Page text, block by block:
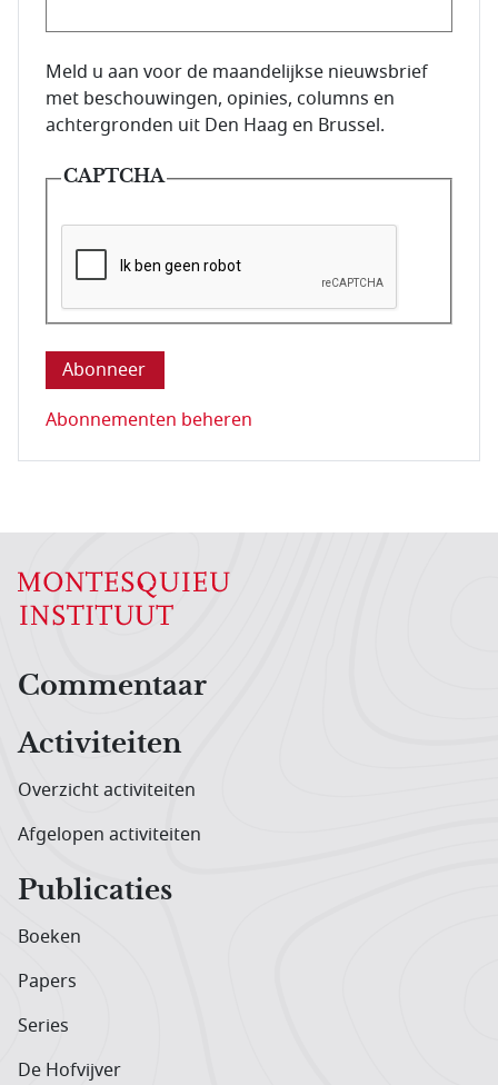
E-mailadres van de abonnee.
Meld u aan voor de maandelijkse nieuwsbrief
met beschouwingen, opinies, columns en
achtergronden uit Den Haag en Brussel.
CAPTCHA
Deze vraag is om te controleren dat u een mens
Abonnementen beheren
Hoofdnavigatiemenu
Commentaar
Activiteiten
Overzicht activiteiten
Afgelopen activiteiten
Publicaties
Boeken
Papers
Series
De Hofvijver